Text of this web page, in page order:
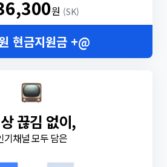
원 (SK)
현금지원금 +@
끊김 없이,
기채널 모두 담은